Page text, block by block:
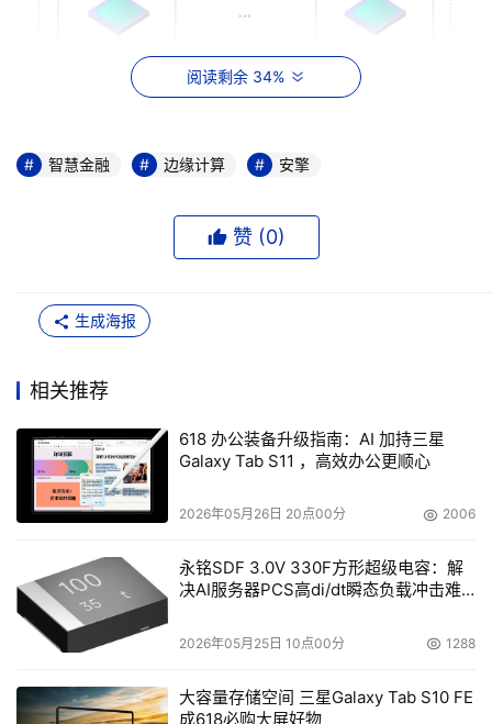
– 应用场景–
智能视频监控
边缘计算节点能够协助金融机构内ATM、机房和金库安保等
海量图像数据的处理，利用人工智能技术和预处理方式，实
高了金融监控视频的分析速度，保障人员安全，防范欺诈风
险。
智慧柜台服务
边缘计算节点以超强算力赋能银行智慧柜台，构建人脸识
阅读剩余 34%
智慧金融 边缘计算 安擎
赞 (0)
生成海报
相关推荐
618 办公装备升级指南：AI 加持三星
Galaxy Tab S11 ，高效办公更顺心
2026年05月26日 20点00分 2006
永铭SDF 3.0V 330F方形超级电容：解
决AI服务器PCS高di/dt瞬态负载冲击难
2026年05月25日 10点00分 1288
大容量存储空间 三星Galaxy Tab S10 FE
成618必购大屏好物